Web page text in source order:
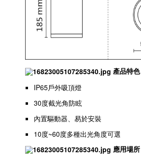
產品特色
IP65戶外吸頂燈
30度截光角防眩
內置驅動器、易於安裝
10度~60度多種出光角度可選
應用場所